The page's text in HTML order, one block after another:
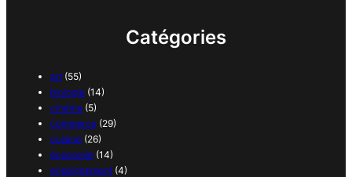
Catégories
art (55)
biologie (14)
cinéma (5)
commerce (29)
cuisine (26)
économie (14)
enseignement (4)